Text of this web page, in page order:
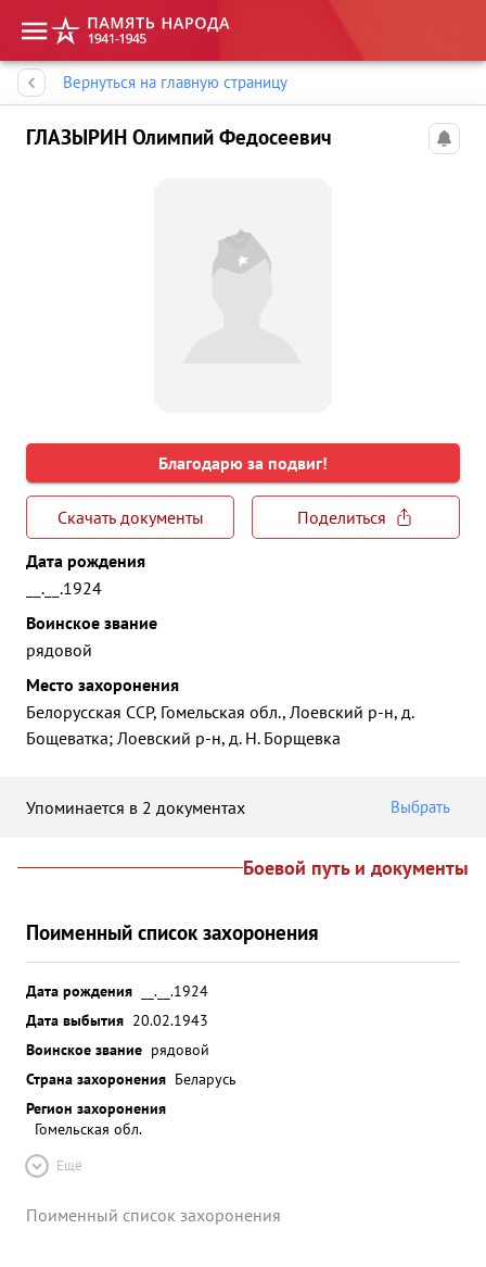
Вернуться на главную страницу
ГЛАЗЫРИН Олимпий Федосеевич
Благодарю за подвиг!
Скачать документы
Поделиться
Дата рождения
__.__.1924
Воинское звание
рядовой
Место захоронения
Белорусская ССР, Гомельская обл., Лоевский р-н, д.
Бощеватка; Лоевский р-н, д. Н. Борщевка
Упоминается в 2 документах Выбрать
Боевой путь и документы
Поименный список захоронения
Дата рождения
__.__.1924
Дата выбытия 20.02.1943
Воинское звание рядовой
Страна захоронения Беларусь
Регион захоронения
Гомельская обл.
Ещё
Поименный список захоронения
Память народа